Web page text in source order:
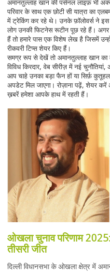
अमानतुल्लाह खान की पर्सनल लाइफ़ भी
परिवार के साथ एक छोटी सी यात्रा का
में ट्रेकिंग कर रहे थे। उनके फ़ॉलोवर्स ने
लोग उनकी फिटनेस रूटीन पूछ रहे हैं।
हैं तो हमारे पास एक विशेष लेख है जिसमें
रीकवरी टिप्स शेयर किए हैं।
समग्र रूप से देखें तो अमानतुल्लाह खान का
विविध किरदार, वेब सीरीज़ में नई
आप चाहे उनका बड़ा फैन हों या सिर्फ़
अपडेट मिल जाएगा। रोज़ाना पढ़ें, शेयर
ख़बरें हमेशा आपके हाथ में रहती हैं।
ओखला चुनाव परिणाम
तीसरी जीत
दिल्ली विधानसभा के ओखला क्षेत्र में